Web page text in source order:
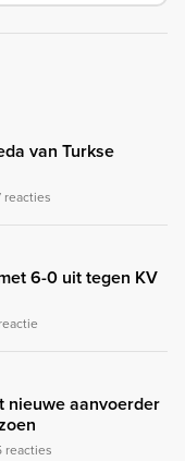
van Turkse
reacties
6-0 uit tegen KV
nieuwe aanvoerder
reacties